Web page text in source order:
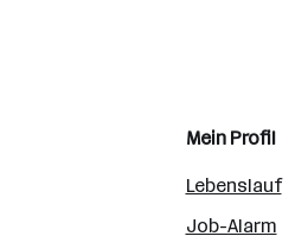
Mein Profil
Lebenslauf
Job-Alarm